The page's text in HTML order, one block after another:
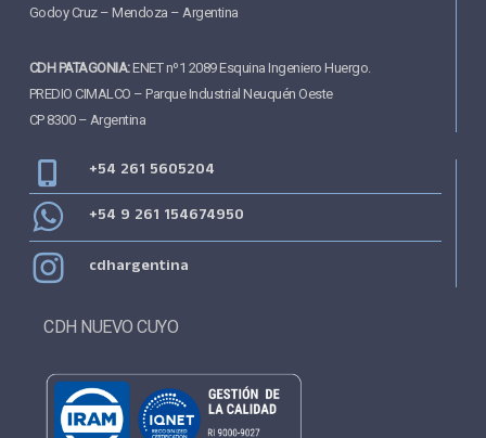
Godoy Cruz – Mendoza – Argentina
CDH PATAGONIA:ENET nº1 2089 Esquina Ingeniero Huergo.
PREDIO CIMALCO – Parque Industrial Neuquén Oeste
CP 8300 – Argentina
+54 261 5605204
+54 9 261 154674950
cdhargentina
CDH NUEVO CUYO